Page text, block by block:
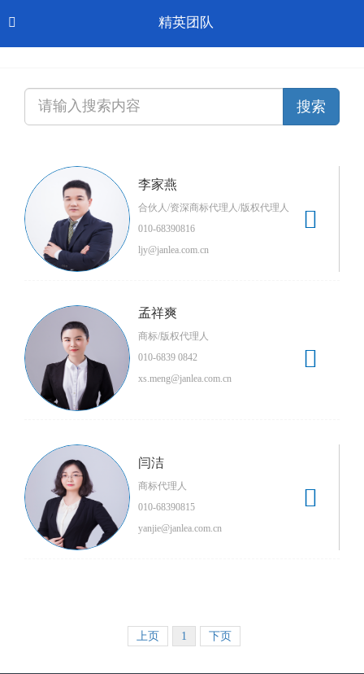
CN-中文
 精英团队

李家燕
合伙人/资深商标代理人/版权代理人
010-68390816
ljy@janlea.com.cn

孟祥爽
商标/版权代理人
010-6839 0842
xs.meng@janlea.com.cn

闫洁
商标代理人
010-68390815
yanjie@janlea.com.cn
上页 1 下页